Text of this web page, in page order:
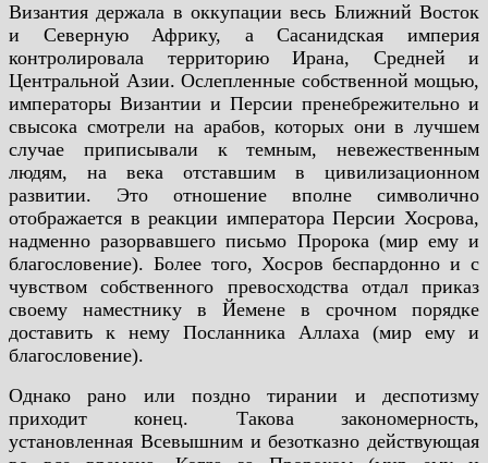
Византия держала в оккупации весь Ближний Восток
и Северную Африку, а Сасанидская империя
контролировала территорию Ирана, Средней и
Центральной Азии. Ослепленные собственной мощью,
императоры Византии и Персии пренебрежительно и
свысока смотрели на арабов, которых они в лучшем
случае приписывали к темным, невежественным
людям, на века отставшим в цивилизационном
развитии. Это отношение вполне символично
отображается в реакции императора Персии Хосрова,
надменно разорвавшего письмо Пророка (мир ему и
благословение). Более того, Хосров беспардонно и с
чувством собственного превосходства отдал приказ
своему наместнику в Йемене в срочном порядке
доставить к нему Посланника Аллаха (мир ему и
благословение).
Однако рано или поздно тирании и деспотизму
приходит конец. Такова закономерность,
установленная Всевышним и безотказно действующая